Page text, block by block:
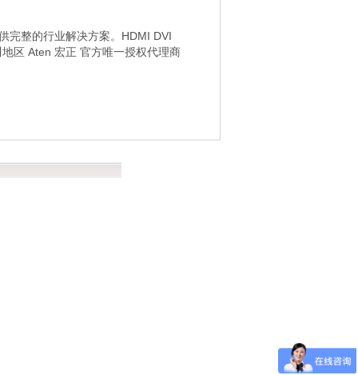
完整的行业解决方案。HDMI DVI
区 Aten 宏正 官方唯一授权代理商